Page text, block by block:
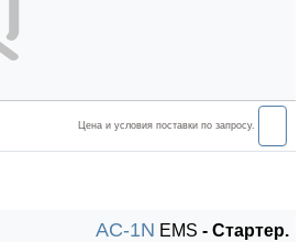
Цена и условия поставки по запросу.
AC-1N EMS - Стартер.